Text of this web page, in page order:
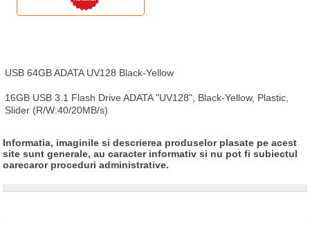
USB 64GB ADATA UV128 Black-Yellow
16GB USB 3.1 Flash Drive ADATA "UV128", Black-Yellow, Plastic,
Slider (R/W:40/20MB/s)
Informatia, imaginile si descrierea produselor plasate pe acest
site sunt generale, au caracter informativ si nu pot fi subiectul
oarecaror proceduri administrative.